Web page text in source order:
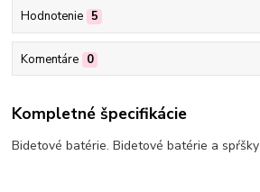
Hodnotenie 5
Komentáre 0
Kompletné špecifikácie
Bidetové batérie. Bidetové batérie a spŕšky